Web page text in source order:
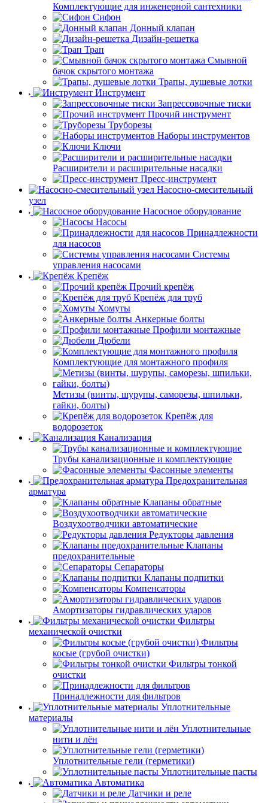
Комплектующие для инженерной сантехники
Сифон
Донный клапан
Дизайн-решетка
Трап
Смывной
бачок скрытого монтажа
Трапы, душевые лотки
Инструмент
Запрессовочные тиски
Прочий инструмент
Труборезы
Наборы инструментов
Ключи
Расширители и расширительные насадки
Пресс-инструмент
Насосно-смесительный
узел
Насосное оборудование
Насосы
Принадлежности
для насосов
Системы
управления насосами
Крепёж
Прочий крепёж
Крепёж для труб
Хомуты
Анкерные болты
Профили монтажные
Дюбели
Комплектующие для монтажного профиля
Метизы (винты, шурупы, саморезы, шпильки,
гайки, болты)
Крепёж для
водорозеток
Канализация
Трубы канализационные и комплектующие
Фасонные элементы
Предохранительная
арматура
Клапаны обратные
Воздухоотводчики автоматические
Редукторы давления
Клапаны
предохранительные
Сепараторы
Клапаны подпитки
Компенсаторы
Амортизаторы гидравлических ударов
Фильтры
механической очистки
Фильтры
косые (грубой очистки)
Фильтры тонкой
очистки
Принадлежности для фильтров
Уплотнительные
материалы
Уплотнительные
нити и лён
Уплотнительные гели (герметики)
Уплотнительные пасты
Автоматика
Датчики и реле